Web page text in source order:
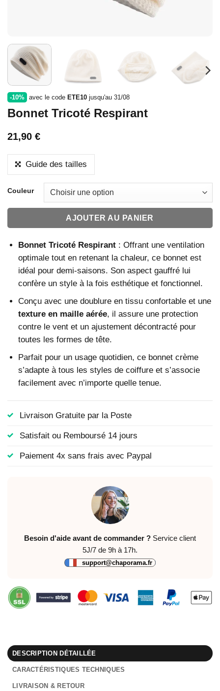
-10% avec le code ETE10 jusqu'au 31/08
Bonnet Tricoté Respirant
21,90 €
Guide des tailles
Couleur
AJOUTER AU PANIER
Bonnet Tricoté Respirant: Offrant une ventilation
optimale tout en retenant la chaleur, ce bonnet est
idéal pour demi-saisons. Son aspect gauffré lui
confère un style à la fois esthétique et fonctionnel.
Conçu avec une doublure en tissu confortable et une
texture en maille aérée, il assure une protection
contre le vent et un ajustement décontracté pour
toutes les formes de tête.
Parfait pour un usage quotidien, ce bonnet crème
s’adapte à tous les styles de coiffure et s’associe
facilement avec n’importe quelle tenue.
Livraison Gratuite par la Poste
Satisfait ou Remboursé 14 jours
Paiement 4x sans frais avec Paypal
Besoin d'aide avant de commander ? Service client
5J/7 de 9h à 17h.
support@chaporama.fr
DESCRIPTION DÉTAILLÉE
CARACTÉRISTIQUES TECHNIQUES
LIVRAISON & RETOUR